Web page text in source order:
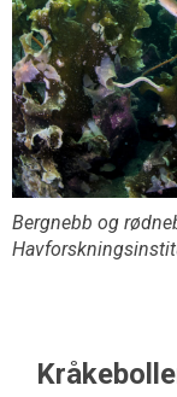
Bergnebb og